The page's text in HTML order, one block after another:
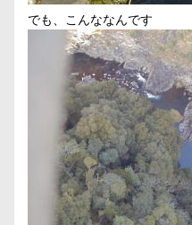
でも、こんななんです